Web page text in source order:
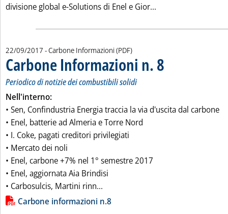
divisione global e-Solutions di Enel e Gior...
22/09/2017 - Carbone Informazioni (PDF)
Carbone Informazioni n. 8
Periodico di notizie dei combustibili solidi
Nell'interno:
• Sen, Confindustria Energia traccia la via d'uscita dal carbone
• Enel, batterie ad Almeria e Torre Nord
• I. Coke, pagati creditori privilegiati
• Mercato dei noli
• Enel, carbone +7% nel 1° semestre 2017
• Enel, aggiornata Aia Brindisi
• Carbosulcis, Martini rinn...
Lista allegati PDF alla notizia
Carbone informazioni n.8